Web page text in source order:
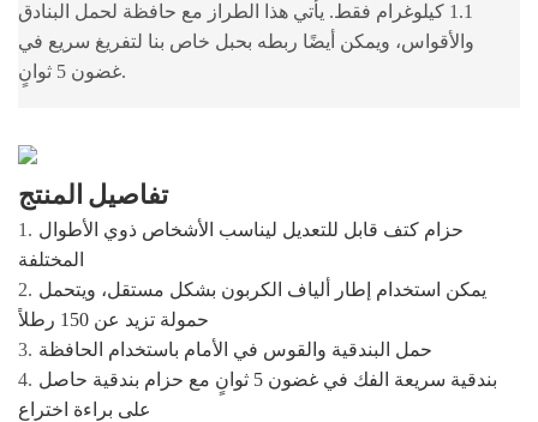
1.1 كيلوغرام فقط. يأتي هذا الطراز مع حافظة لحمل البنادق
والأقواس، ويمكن أيضًا ربطه بحبل خاص بنا لتفريغ سريع في
غضون 5 ثوانٍ.
تفاصيل المنتج
1. حزام كتف قابل للتعديل ليناسب الأشخاص ذوي الأطوال
المختلفة
2. يمكن استخدام إطار ألياف الكربون بشكل مستقل، ويتحمل
حمولة تزيد عن 150 رطلاً
3. حمل البندقية والقوس في الأمام باستخدام الحافظة
4. بندقية سريعة الفك في غضون 5 ثوانٍ مع حزام بندقية حاصل
على براءة اختراع